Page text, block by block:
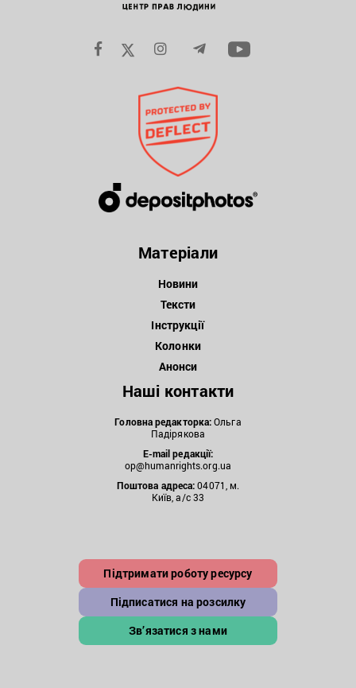
Матеріали
Новини
Тексти
Інструкції
Колонки
Анонси
Наші контакти
Головна редакторка:Ольга
Падірякова
E-mail редакції:
op@humanrights.org.ua
Поштова адреса:04071, м.
Київ, а/с 33
Підтримати роботу ресурсу
Підписатися на розсилку
Зв’язатися з нами